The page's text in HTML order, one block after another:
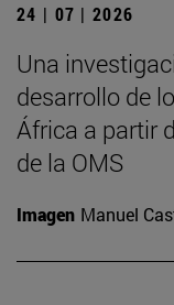
24 | 07 | 2026
Una
desarrollo de
África a partir
de la OMS
Imagen Manuel